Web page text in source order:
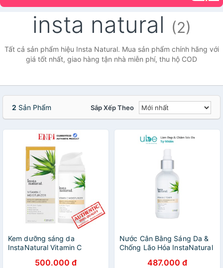
Face Shop
Face
Shop
Waterproof
Mascara
The Face
insta natural (2)
Tất cả sản phẩm hiệu Insta Natural. Mua sản phẩm chính hãng với
giá tốt nhất, giao hàng tận nhà miễn phí, thu hộ COD
2 Sản Phẩm Sắp Xếp Theo
Kem dưỡng sáng da
InstaNatural Vitamin C
500.000 đ
Nước Cân Bằng Sáng Da &
Chống Lão Hóa InstaNatural
487.000 đ